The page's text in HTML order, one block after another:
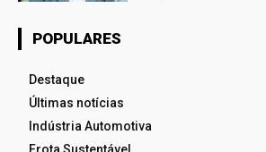
POPULARES
Destaque
Últimas notícias
Indústria Automotiva
Frota Sustentável